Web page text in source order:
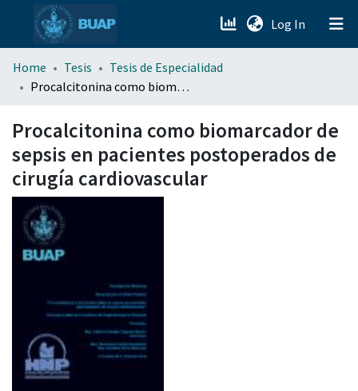
Log In (current)
menu.section.about_menu
Home Tesis
Tesis de Especialidad
Procalcitonina como biomarcador de sepsis en pacientes postoperados de cirugía cardiovascular
Procalcitonina como biomarcador de
sepsis en pacientes postoperados de
cirugía cardiovascular